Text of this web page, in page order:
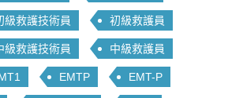
級救護技術員 初級救護員
級救護技術員 中級救護員
EMTP EMT-P